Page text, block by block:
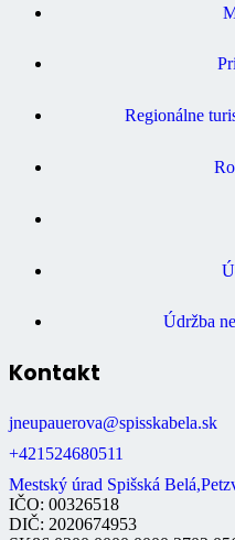
Regionálne
Údržba
Kontakt
jneupauerova@spisskabela.sk
+421524680511
Mestský úrad Spišská
IČO: 00326518
DIČ: 2020674953